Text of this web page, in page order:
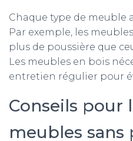
Chaque type de meuble
Par exemple, les
plus de poussière que
Les meubles en bois
entretien régulier pour
Conseils pour
meubles sans